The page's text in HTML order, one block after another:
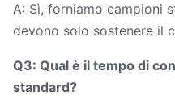
A: Sì, forniamo campioni
devono solo sostenere il
Q3: Qual è il tempo di
standard?